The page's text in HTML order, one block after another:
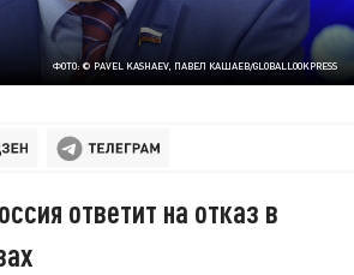
ФОТО: © PAVEL KASHAEV, ПАВЕЛ КАШАЕВ/GLOBALLOOKPRESS
ответит на отказ в